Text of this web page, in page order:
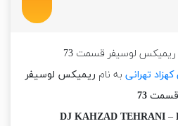
ریمیکس لوسیفر قسمت 73
تهرانی به نام ریمیکس لوسیفر
قسمت 73
DJ KAHZAD TEHRANI –